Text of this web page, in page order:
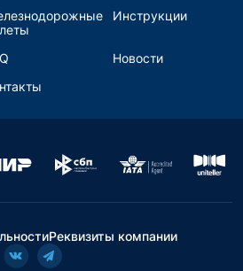
Инструкции
Новости
Реквизиты компании